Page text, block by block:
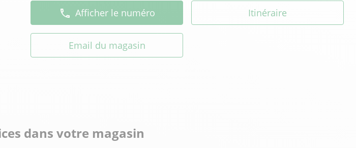
Afficher le numéro Itinéraire
Email du magasin
dans votre magasin